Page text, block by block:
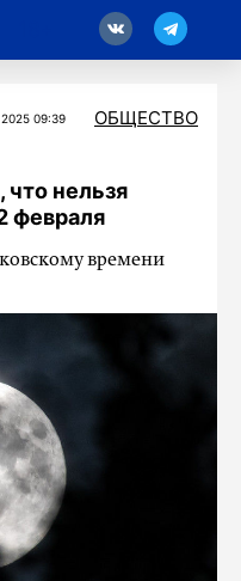
09:39 ОБЩЕСТВО
что нельзя
февраля
времени